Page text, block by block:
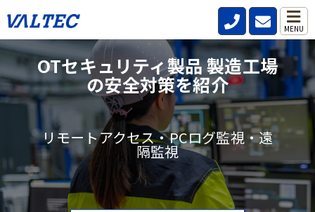
MENU
OTセキュリティ製品 製造工場
の安全対策を紹介
リモートアクセス・PCログ監視・遠
隔監視